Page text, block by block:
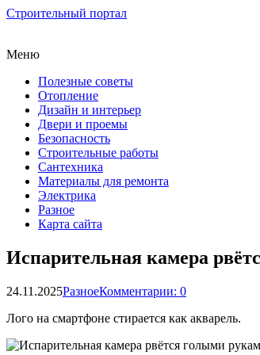
Строительный портал
Меню
Полезные советы
Отопление
Дизайн и интерьер
Двери и проемы
Безопасность
Строительные работы
Сантехника
Материалы для ремонта
Электрика
Разное
Карта сайта
Испарительная камера
24.11.2025РазноеКомментарии: 0
Лого на смартфоне стирается как акварель.